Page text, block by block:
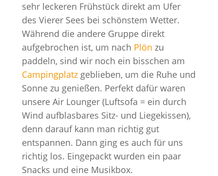
sehr leckeren Frühstück direkt am Ufer
des Vierer Sees bei schönstem Wetter.
Während die andere Gruppe direkt
aufgebrochen ist, um nach Plön zu
paddeln, sind wir noch ein bisschen am
Campingplatzgeblieben, um die Ruhe und
Sonne zu genießen. Perfekt dafür waren
unsere Air Lounger (Luftsofa = ein durch
Wind aufblasbares Sitz- und Liegekissen),
denn darauf kann man richtig gut
entspannen. Dann ging es auch für uns
richtig los. Eingepackt wurden ein paar
Snacks und eine Musikbox.